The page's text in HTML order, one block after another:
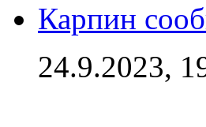
Карпин
24.9.2023,